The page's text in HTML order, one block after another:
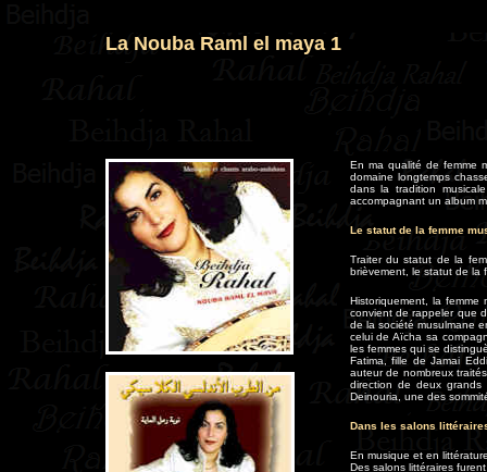
La Nouba Raml el maya 1
En ma qualité de femme
domaine longtemps
dans la tradition
accompagnant un album
Le statut de la femme
Traiter du statut de la
brièvement, le statut de la
Historiquement, la
convient de rappeler que
de la société musulmane
celui de Aïcha sa
les femmes qui se
Fatima, fille de Jamai
auteur de nombreux
direction de deux
Deinouria, une des
Dans les salons
En musique et en
Des salons littéraires